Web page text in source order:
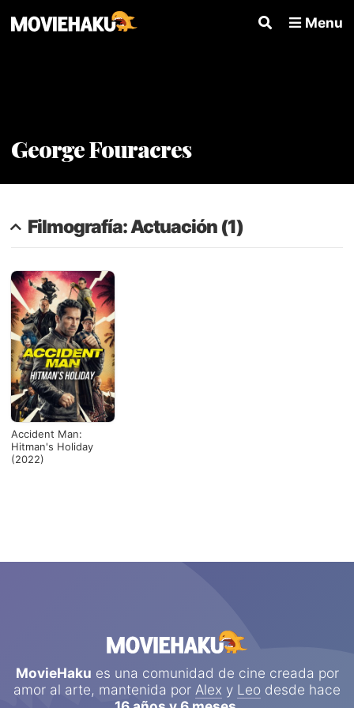
Menu
George Fouracres
Filmografía: Actuación (1)
Accident Man:
Hitman's Holiday
(2022)
MovieHaku es una comunidad de cine creada por
amor al arte, mantenida por Alex y Leo desde hace